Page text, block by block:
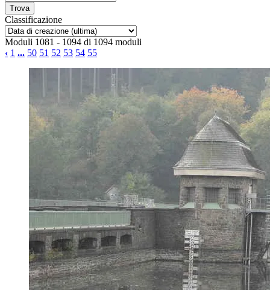
Classificazione
Moduli 1081 - 1094 di 1094 moduli
‹ 1 ... 50 51 52 53 54 55